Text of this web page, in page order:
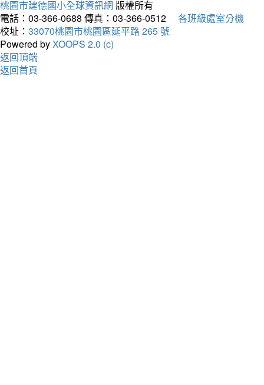
桃園市建德國小全球資訊網 版權所有
電話：03-366-0688 傳真：03-366-0512
各班級處室分機
校址： 33070桃園市桃園區延平路 265 號
Powered byXOOPS 2.0 (c)
返回頂端
返回首頁